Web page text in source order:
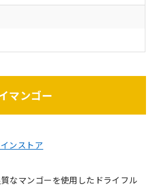
マンゴー
ンストア
なマンゴーを使用したドライフル